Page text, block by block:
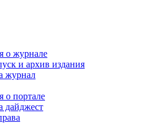
о журнале
и архив издания
журнал
о портале
дайджест